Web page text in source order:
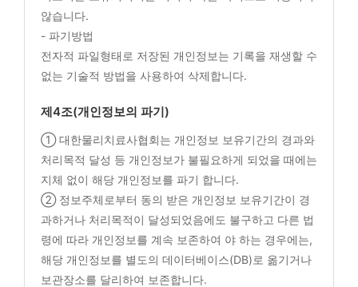
않습니다.
- 파기방법
전자적 파일형태로 저장된 개인정보는 기록을 재생할 수
없는 기술적 방법을 사용하여 삭제합니다.
제4조(개인정보의 파기)
① 대한물리치료사협회는 개인정보 보유기간의 경과와
처리목적 달성 등 개인정보가 불필요하게 되었을 때에는
지체 없이 해당 개인정보를 파기 합니다.
② 정보주체로부터 동의 받은 개인정보 보유기간이 경
과하거나 처리목적이 달성되었음에도 불구하고 다른 법
령에 따라 개인정보를 계속 보존하여 야 하는 경우에는,
해당 개인정보를 별도의 데이터베이스(DB)로 옮기거나
보관장소를 달리하여 보존합니다.